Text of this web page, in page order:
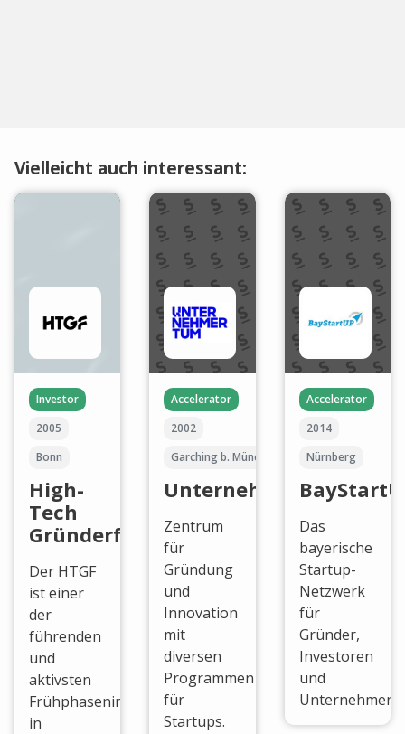
Vielleicht auch interessant:
Investor
2005
Bonn
High-
Tech
Gründerfonds
Der HTGF
ist einer
der
führenden
und
aktivsten
Frühphaseninvestoren
in
Accelerator
2002
Garching b. München
UnternehmerTUM
Zentrum
für
Gründung
und
Innovation
mit
diversen
Programmen
für
Startups.
Accelerator
2014
Nürnberg
Das
bayerische
Startup-
Netzwerk
für
Gründer,
Investoren
und
Unternehmen.